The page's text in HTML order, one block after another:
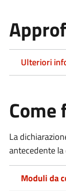
Ulteriori
Come
La
antecedente
Moduli da